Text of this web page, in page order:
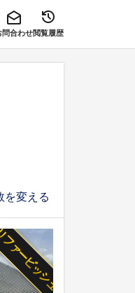
問合わせ閲覧履歴
を変える
ービッシュ